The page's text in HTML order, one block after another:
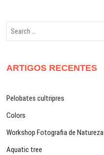
ARTIGOS RECENTES
Pelobates cultripres
Colors
Workshop Fotografia de Natureza
Aquatic tree